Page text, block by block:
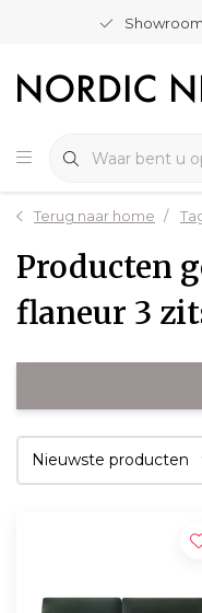
Terug naar home
Producten
flaneur 3